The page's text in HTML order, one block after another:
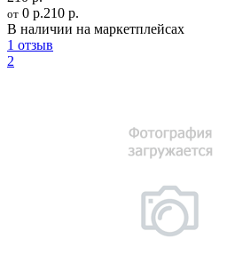
от 0 р.210 р.
В наличии на маркетплейсах
1 отзыв
2